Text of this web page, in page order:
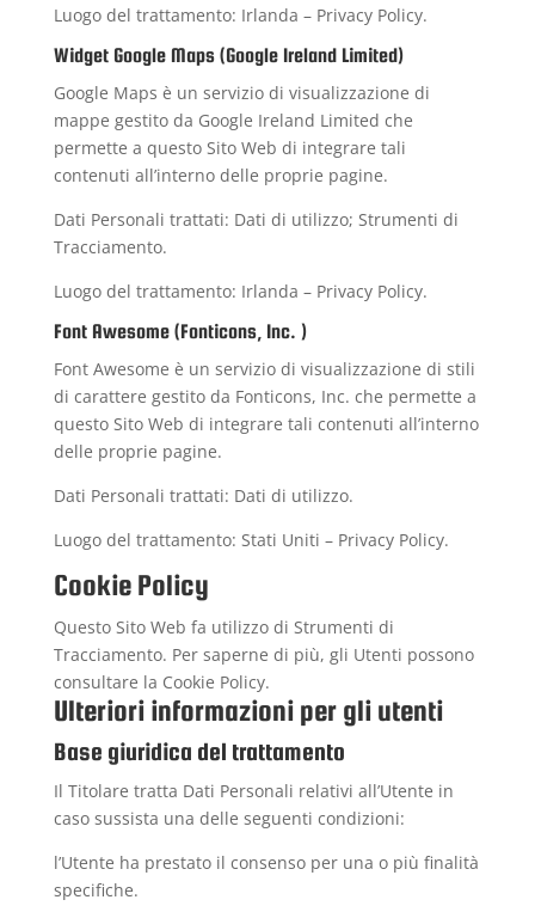
Luogo del trattamento: Irlanda – Privacy Policy.
Widget Google Maps (Google Ireland Limited)
Google Maps è un servizio di visualizzazione di
mappe gestito da Google Ireland Limited che
permette a questo Sito Web di integrare tali
contenuti all’interno delle proprie pagine.
Dati Personali trattati: Dati di utilizzo; Strumenti di
Tracciamento.
Luogo del trattamento: Irlanda – Privacy Policy.
Font Awesome (Fonticons, Inc. )
Font Awesome è un servizio di visualizzazione di stili
di carattere gestito da Fonticons, Inc. che permette a
questo Sito Web di integrare tali contenuti all’interno
delle proprie pagine.
Dati Personali trattati: Dati di utilizzo.
Luogo del trattamento: Stati Uniti – Privacy Policy.
Cookie Policy
Questo Sito Web fa utilizzo di Strumenti di
Tracciamento. Per saperne di più, gli Utenti possono
consultare la Cookie Policy.
Ulteriori informazioni per gli utenti
Base giuridica del trattamento
Il Titolare tratta Dati Personali relativi all’Utente in
caso sussista una delle seguenti condizioni:
l’Utente ha prestato il consenso per una o più finalità
specifiche.